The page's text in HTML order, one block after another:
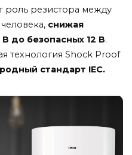
роль резистора между
человека, снижая
В до безопасных 12 В.
технология Shock Proof
стандарт IEC.